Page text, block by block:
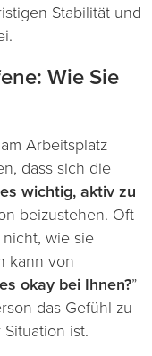
Stabilität und
Wie Sie
Arbeitsplatz
dass sich die
wichtig, aktiv zu
beizustehen. Oft
wie sie
kann von
okay bei Ihnen?”
das Gefühl zu
ist.